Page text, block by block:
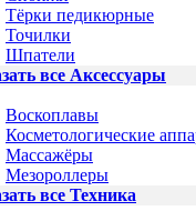
Тёрки педикюрные
Точилки
Шпатели
все Аксессуары
Воскоплавы
Косметологические
Массажёры
Мезороллеры
все Техника